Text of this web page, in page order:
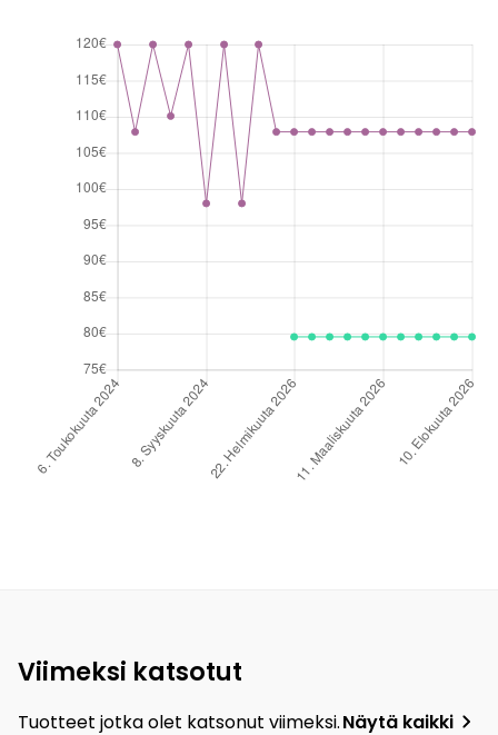
Viimeksi katsotut
Tuotteet jotka olet katsonut viimeksi.Näytä kaikki